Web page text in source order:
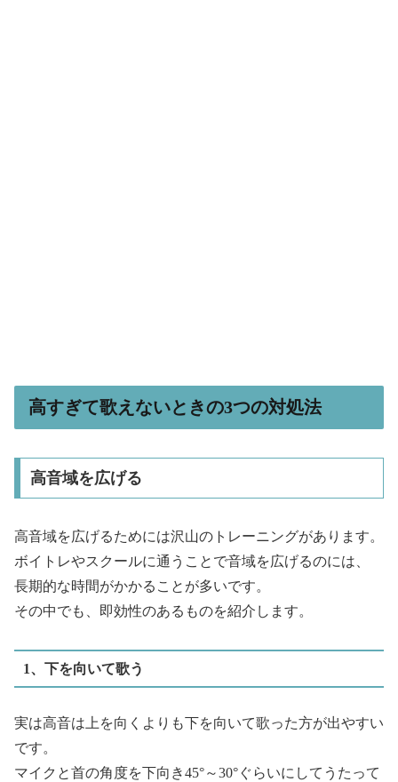
高すぎて歌えないときの3つの対処法
高音域を広げる
高音域を広げるためには沢山のトレーニングがあります。
ボイトレやスクールに通うことで音域を広げるのには、
長期的な時間がかかることが多いです。
その中でも、即効性のあるものを紹介します。
1、下を向いて歌う
実は高音は上を向くよりも下を向いて歌った方が出やすい
です。
マイクと首の角度を下向き45°～30°ぐらいにしてうたって